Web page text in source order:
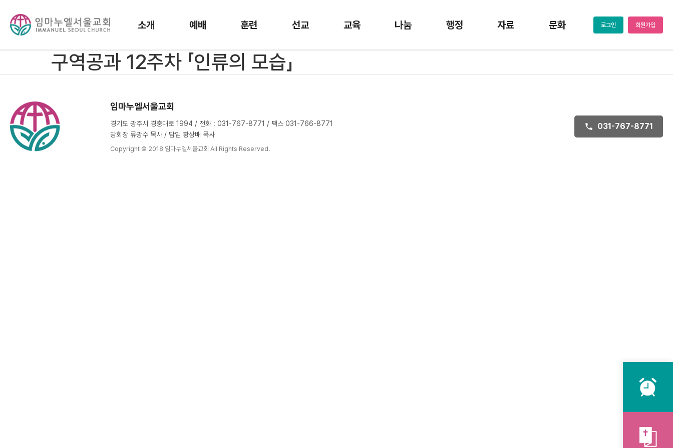
소개 예배 훈련 선교 교육 나눔 행정 자료 문화 로그인 회원가입
구역공과 12주차 「인류의 모습」
임마누엘서울교회
경기도 광주시 경충대로 1994 / 전화 : 031-767-8771 / 팩스 031-766-8771
당회장 류광수 목사 / 담임 황상배 목사
Copyright © 2018 임마누엘서울교회 All Rights Reserved.
031-767-8771